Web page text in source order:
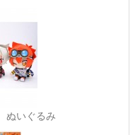
ぬいぐるみ